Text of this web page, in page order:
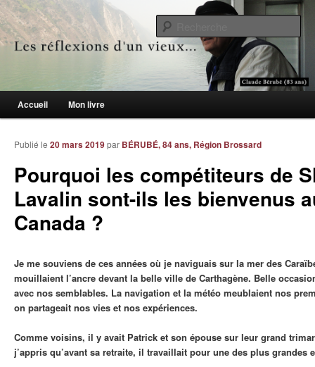
Les réflexions d'un vieux…
Le blogue des aînés de 65 ans et +
Menu principal
Aller au contenu principal
Aller au contenu secondaire
Accueil Mon livre
Pourquoi les compétiteurs de
Lavalin sont-ils les bienvenus
Canada ?
Publié le 20 mars 2019par BÉRUBÉ, 84 ans, Région Brossard
Je me souviens de ces années où je naviguais sur la mer des
mouillaient l’ancre devant la belle ville de Carthagène. Belle
avec nos semblables. La navigation et la météo meublaient nos
on partageait nos vies et nos expériences.
Comme voisins, il y avait Patrick et son épouse sur leur grand
j’appris qu’avant sa retraite, il travaillait pour une des plus grandes